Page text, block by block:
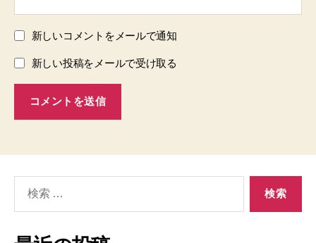
新しいコメントをメールで通知
新しい投稿をメールで受け取る
象: